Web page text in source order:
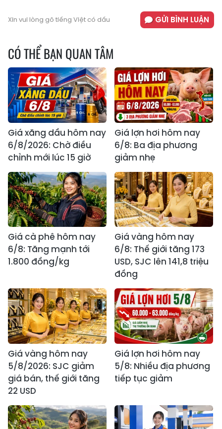
Xin vui lòng gõ tiếng Việt có dấu GỬI BÌNH LUẬN
CÓ THỂ BẠN QUAN TÂM
Giá xăng dầu hôm nay
6/8/2026: Chờ điều
chỉnh mới lúc 15 giờ
Giá lợn hơi hôm nay
6/8: Ba địa phương
giảm nhẹ
Giá cà phê hôm nay
6/8: Tăng mạnh tới
1.800 đồng/kg
Giá vàng hôm nay
6/8: Thế giới tăng 173
USD, SJC lên 141,8 triệu
đồng
Giá vàng hôm nay
5/8/2026: SJC giảm
giá bán, thế giới tăng
22 USD
Giá lợn hơi hôm nay
5/8: Nhiều địa phương
tiếp tục giảm